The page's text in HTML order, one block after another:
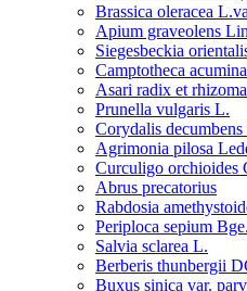
Brassica oleracea
Apium graveolens
Siegesbeckia
Camptotheca
Asari radix et rhizoma
Prunella vulgaris L.
Corydalis
Agrimonia pilosa
Curculigo orchioides
Abrus precatorius
Rabdosia
Periploca sepium Bge.
Salvia sclarea L.
Berberis thunbergii
Buxus sinica var.